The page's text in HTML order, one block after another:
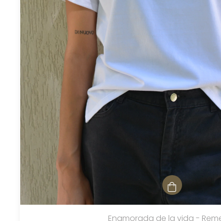
Enamorada de la vida -